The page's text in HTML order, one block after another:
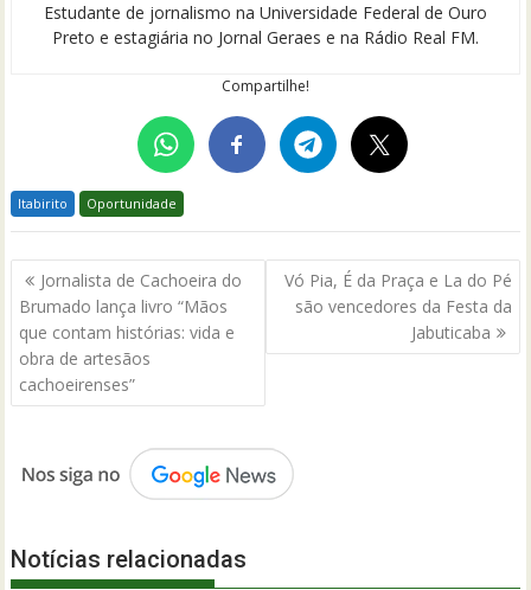
Estudante de jornalismo na Universidade Federal de Ouro
Preto e estagiária no Jornal Geraes e na Rádio Real FM.
Compartilhe!
Itabirito Oportunidade
Navegação
de
Post
Jornalista de Cachoeira do
Brumado lança livro “Mãos
que contam histórias: vida e
obra de artesãos
cachoeirenses”
Vó Pia, É da Praça e La do Pé
são vencedores da Festa da
Jabuticaba
Notícias relacionadas